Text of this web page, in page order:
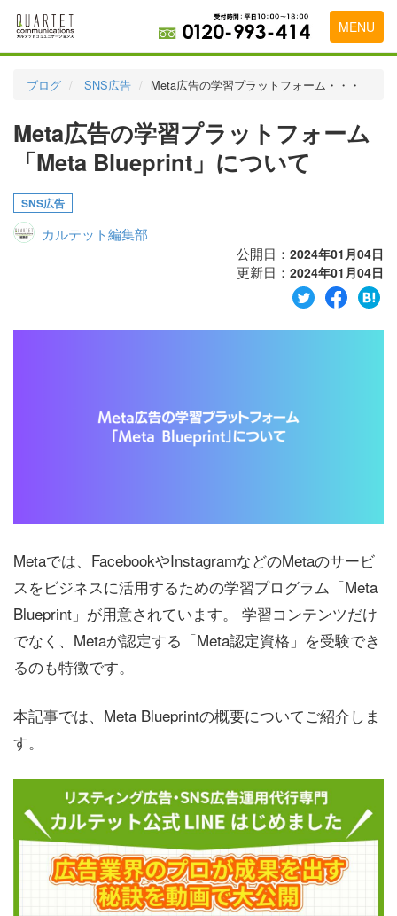
MENU
実績・お客様の声
初めて導入をお考えの方
代理店の乗り換えをお考えの方
会社概要
ブログ SNS広告 Meta広告の学習プラットフォーム・・・
Meta広告の学習プラットフォーム
「Meta Blueprint」について
SNS広告
カルテット編集部
公開日： 2024年01月04日
更新日： 2024年01月04日
Metaでは、FacebookやInstagramなどのMetaのサービ
スをビジネスに活用するための学習プログラム「Meta
Blueprint」が用意されています。 学習コンテンツだけ
でなく、Metaが認定する「Meta認定資格」を受験でき
るのも特徴です。
本記事では、Meta Blueprintの概要についてご紹介しま
す。